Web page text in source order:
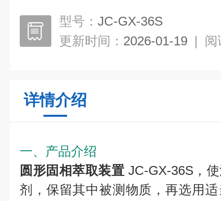
型号： JC-GX-36S
更新时间： 2026-01-19 | 阅
详情介绍
一、产品介绍
圆形固相萃取装置 JC-GX-36S，
剂，保留其中被测物质，再选用